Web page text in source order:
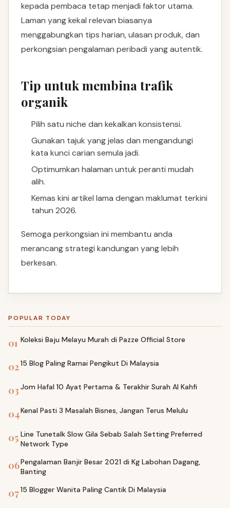
POPULAR TODAY
01 Koleksi Baju Melayu Murah di Pazze Official Store
0215 Blog Paling Ramai Pengikut Di Malaysia
03 Jom Hafal 10 Ayat Pertama & Terakhir Surah Al Kahfi
04Kenal Pasti 3 Masalah Bisnes, Jangan Terus Melulu
05 Line Tunetalk Slow Gila Sebab Salah Setting Preferred
Network Type
06Pengalaman Banjir Besar 2021 di Kg Labohan Dagang,
Banting
0715 Blogger Wanita Paling Cantik Di Malaysia
kepada pembaca tetap menjadi faktor utama.
Laman yang kekal relevan biasanya
menggabungkan tips harian, ulasan produk, dan
perkongsian pengalaman peribadi yang autentik.
Tip untuk membina trafik
organik
Pilih satu niche dan kekalkan konsistensi.
Gunakan tajuk yang jelas dan mengandungi
kata kunci carian semula jadi.
Optimumkan halaman untuk peranti mudah
alih.
Kemas kini artikel lama dengan maklumat terkini
tahun 2026.
Semoga perkongsian ini membantu anda
merancang strategi kandungan yang lebih
berkesan.